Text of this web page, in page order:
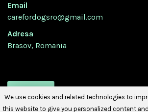
Email
carefordogsro@gmail.com
Adresa
Brasov, Romania
We use cookies and related technologies to
this website to give you personalized content